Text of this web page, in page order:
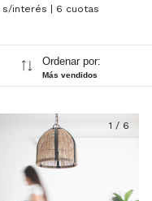
s/interés | 6 cuotas
Ordenar por:
Más vendidos
1 / 6